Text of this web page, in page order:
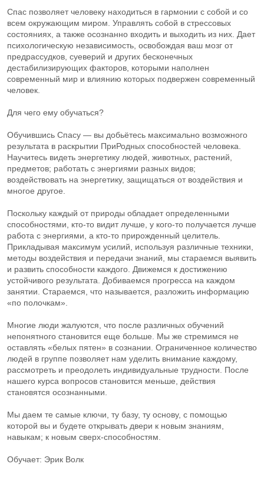
Спас позволяет человеку находиться в гармонии с собой и со
всем окружающим миром. Управлять собой в стрессовых
состояниях, а также осознанно входить и выходить из них. Дает
психологическую независимость, освобождая ваш мозг от
предрассудков, суеверий и других бесконечных
дестабилизирующих факторов, которыми наполнен
современный мир и влиянию которых подвержен современный
человек.
Для чего ему обучаться?
Обучившись Спасу — вы добьётесь максимально возможного
результата в раскрытии ПриРодных способностей человека.
Научитесь видеть энергетику людей, животных, растений,
предметов; работать с энергиями разных видов;
воздействовать на энергетику, защищаться от воздействия и
многое другое.
Поскольку каждый от природы обладает определенными
способностями, кто-то видит лучше, у кого-то получается лучше
работа с энергиями, а кто-то прирожденный целитель.
Прикладывая максимум усилий, используя различные техники,
методы воздействия и передачи знаний, мы стараемся выявить
и развить способности каждого. Движемся к достижению
устойчивого результата. Добиваемся прогресса на каждом
занятии. Стараемся, что называется, разложить информацию
«по полочкам».
Многие люди жалуются, что после различных обучений
непонятного становится еще больше. Мы же стремимся не
оставлять «белых пятен» в сознании. Ограниченное количество
людей в группе позволяет нам уделить внимание каждому,
рассмотреть и преодолеть индивидуальные трудности. После
нашего курса вопросов становится меньше, действия
становятся осознанными.
Мы даем те самые ключи, ту базу, ту основу, с помощью
которой вы и будете открывать двери к новым знаниям,
навыкам; к новым сверх-способностям.
Обучает: Эрик Волк